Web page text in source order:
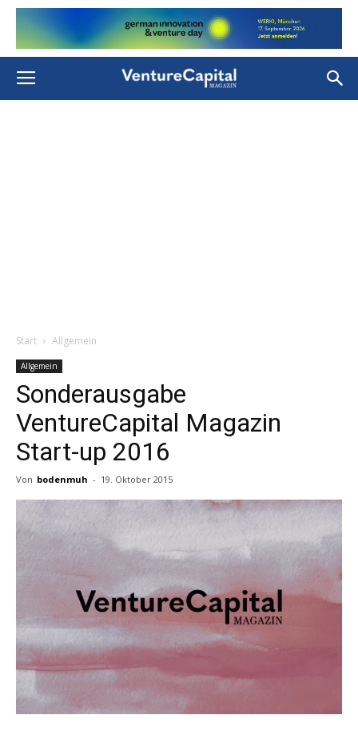
Start Allgemein
Allgemein
Sonderausgabe
VentureCapital Magazin
Start-up 2016
Von bodenmuh - 19. Oktober 2015